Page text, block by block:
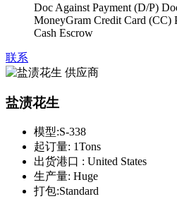
Doc Against Payment (D/P)
MoneyGram Credit Card (CC)
Cash Escrow
联系
盐渍花生
模型:S-338
起订量: 1Tons
出货港口 : United States
生产量: Huge
打包:Standard